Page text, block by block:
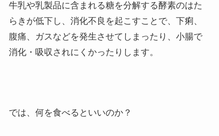
牛乳や乳製品に含まれる糖を分解する酵素のはた
らきが低下し、消化不良を起こすことで、下痢、
腹痛、ガスなどを発生させてしまったり、小腸で
消化・吸収されにくかったりします。
では、何を食べるといいのか？